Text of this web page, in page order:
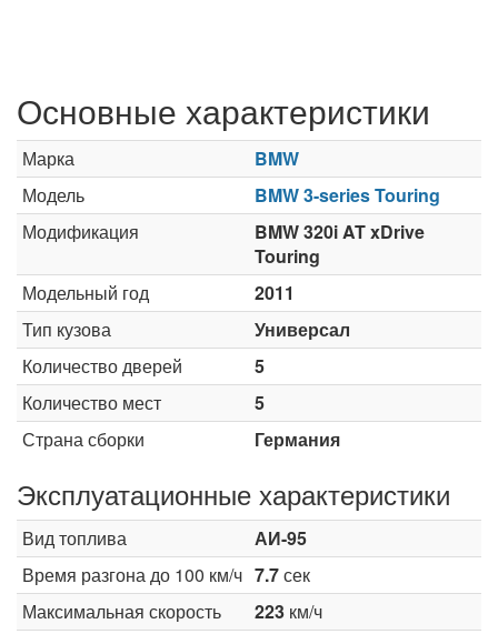
Основные характеристики
Марка
BMW
Модель
BMW 3-series Touring
Модификация
BMW 320i AT xDrive
Touring
Модельный год
2011
Тип кузова
Универсал
Количество дверей
5
Количество мест
5
Страна сборки
Германия
Эксплуатационные характеристики
Вид топлива
АИ-95
Время разгона до 100 км/ч 7.7сек
Максимальная скорость
223 км/ч